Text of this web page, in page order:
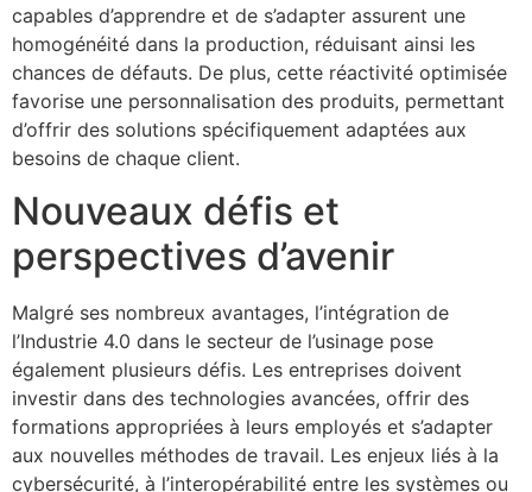
capables d’apprendre et de s’adapter assurent une
homogénéité dans la production, réduisant ainsi les
chances de défauts. De plus, cette réactivité optimisée
favorise une personnalisation des produits, permettant
d’offrir des solutions spécifiquement adaptées aux
besoins de chaque client.
Nouveaux défis et
perspectives d’avenir
Malgré ses nombreux avantages, l’intégration de
l’Industrie 4.0 dans le secteur de l’usinage pose
également plusieurs défis. Les entreprises doivent
investir dans des technologies avancées, offrir des
formations appropriées à leurs employés et s’adapter
aux nouvelles méthodes de travail. Les enjeux liés à la
cybersécurité, à l’interopérabilité entre les systèmes ou